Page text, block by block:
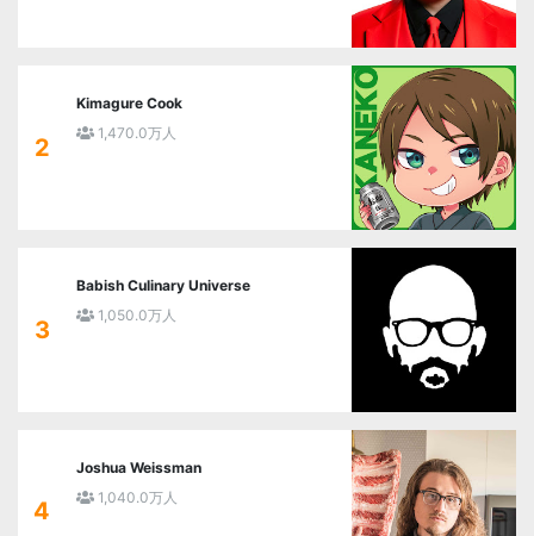
2
Kimagure Cook
1,470.0万人
3
Babish Culinary Universe
1,050.0万人
4
Joshua Weissman
1,040.0万人